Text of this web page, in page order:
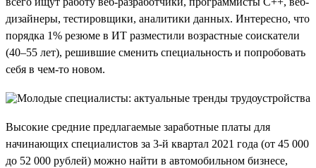
дизайнеры, тестировщики, аналитики данных. Интересно, что
порядка 1% резюме в ИТ разместили возрастные соискатели
(40–55 лет), решившие сменить специальность и попробовать
себя в чем-то новом.
Высокие средние предлагаемые заработные платы для
начинающих специалистов за 3-й квартал 2021 года (от 45 000
до 52 000 рублей) можно найти в автомобильном бизнесе,